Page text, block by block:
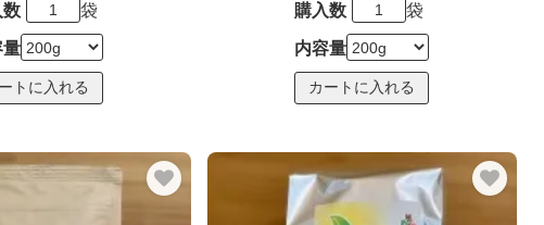
数 袋
量
購入数 袋
内容量